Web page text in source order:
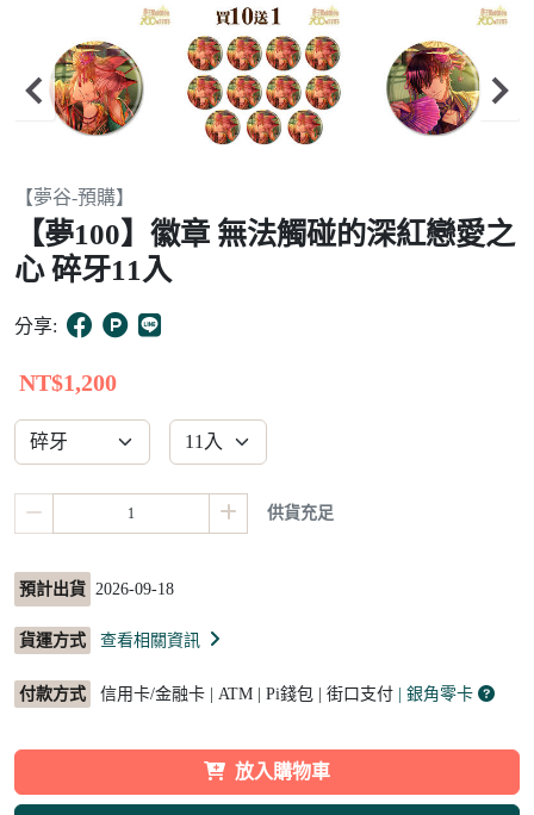
Item
of
10
【夢谷-預購】
【夢100】徽章 無法觸碰的深紅戀愛之
心 碎牙11入
分享:
NT$1,200
供貨充足
預計出貨 2026-09-18
貨運方式 查看相關資訊
付款方式 信用卡/金融卡 | ATM | Pi錢包 | 街口支付 | 銀角零卡
放入購物車